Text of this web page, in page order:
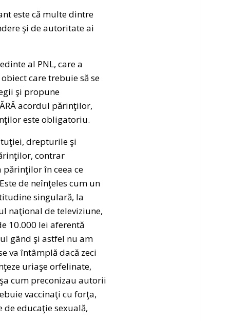
este că multe dintre
şi de autoritate ai
al PNL, care a
care trebuie să se
şi propune
acordul părinţilor,
este obligatoriu.
drepturile şi
contrar
în ceea ce
de neînţeles cum un
singulară, la
naţional de televiziune,
10.000 lei aferentă
gând şi astfel nu am
va întâmplă dacă zeci
uriaşe orfelinate,
cum preconizau autorii
vaccinaţi cu forţa,
educaţie sexuală,